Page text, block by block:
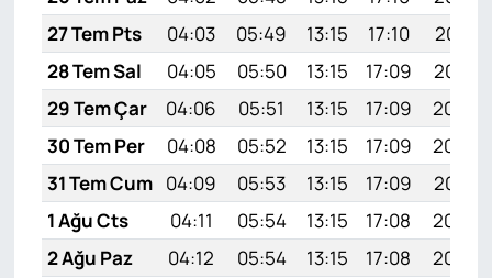
27 Tem Pts
04:03 05:49 13:15 17:10
20:31
28 Tem Sal
04:05 05:50 13:15 17:09
20:30
29 Tem Çar
04:06 05:51 13:15 17:09
20:29
30 Tem Per
04:08 05:52 13:15 17:09
20:28
31 Tem Cum 04:09 05:53 13:15 17:09
20:27
1 Ağu Cts
04:11 05:54 13:15 17:08
20:26
2 Ağu Paz
04:12 05:54 13:15 17:08
20:25